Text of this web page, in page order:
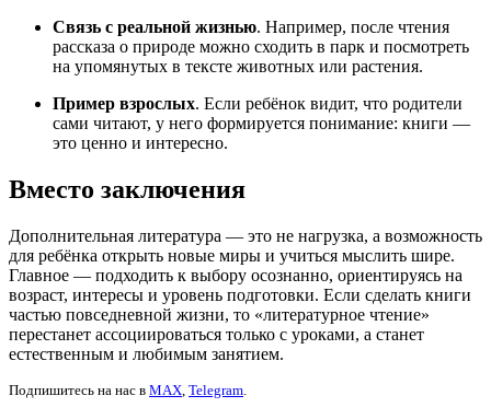
Связь с реальной жизнью. Например, после чтения
рассказа о природе можно сходить в парк и посмотреть
на упомянутых в тексте животных или растения.
Пример взрослых. Если ребёнок видит, что родители
сами читают, у него формируется понимание: книги —
это ценно и интересно.
Вместо заключения
Дополнительная литература — это не нагрузка, а возможность
для ребёнка открыть новые миры и учиться мыслить шире.
Главное — подходить к выбору осознанно, ориентируясь на
возраст, интересы и уровень подготовки. Если сделать книги
частью повседневной жизни, то «литературное чтение»
перестанет ассоциироваться только с уроками, а станет
естественным и любимым занятием.
Подпишитесь на нас в MAX Telegram